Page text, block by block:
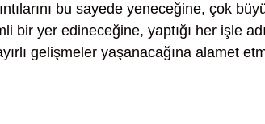
bu sayede yeneceğine, çok
bir yer edineceğine, yaptığı her işle
gelişmeler yaşanacağına alamet